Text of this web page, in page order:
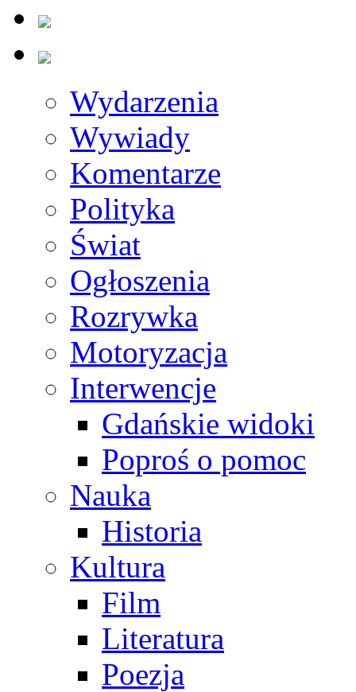
Wydarzenia
Wywiady
Komentarze
Polityka
Świat
Ogłoszenia
Rozrywka
Motoryzacja
Interwencje
Gdańskie widoki
Poproś o pomoc
Nauka
Historia
Kultura
Film
Literatura
Poezja